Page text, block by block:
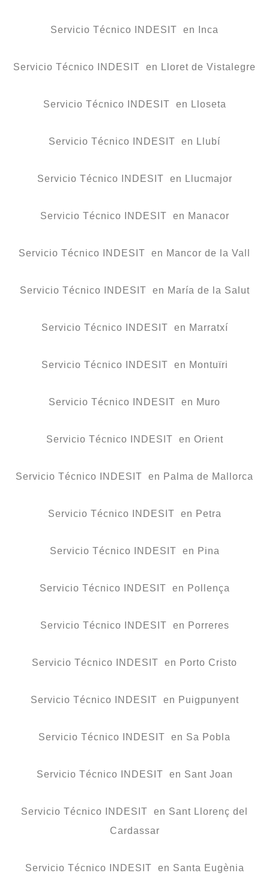
Servicio Técnico INDESIT en Inca
Servicio Técnico INDESIT en Lloret de Vistalegre
Servicio Técnico INDESIT en Lloseta
Servicio Técnico INDESIT en Llubí
Servicio Técnico INDESIT en Llucmajor
Servicio Técnico INDESIT en Manacor
Servicio Técnico INDESIT en Mancor de la Vall
Servicio Técnico INDESIT en María de la Salut
Servicio Técnico INDESIT en Marratxí
Servicio Técnico INDESIT en Montuïri
Servicio Técnico INDESIT en Muro
Servicio Técnico INDESIT en Orient
Servicio Técnico INDESIT en Palma de Mallorca
Servicio Técnico INDESIT en Petra
Servicio Técnico INDESIT en Pina
Servicio Técnico INDESIT en Pollença
Servicio Técnico INDESIT en Porreres
Servicio Técnico INDESIT en Porto Cristo
Servicio Técnico INDESIT en Puigpunyent
Servicio Técnico INDESIT en Sa Pobla
Servicio Técnico INDESIT en Sant Joan
Servicio Técnico INDESIT en Sant Llorenç del
Cardassar
Servicio Técnico INDESIT en Santa Eugènia